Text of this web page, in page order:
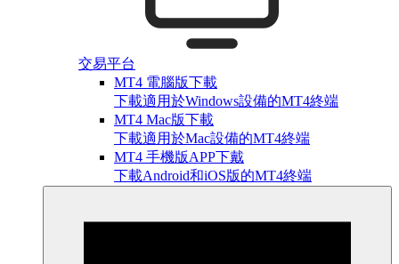
交易平台
MT4 電腦版下載
下載適用於Windows設備的MT4終端
MT4 Mac版下載
下載適用於Mac設備的MT4終端
MT4 手機版APP下戴
下載Android和iOS版的MT4終端